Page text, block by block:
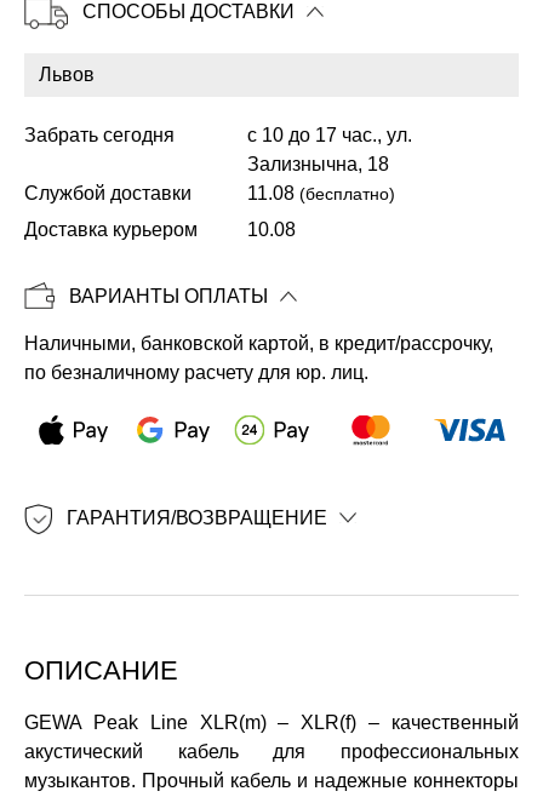
Копировать
СПОСОБЫ ДОСТАВКИ
Забрать сегодня
с 10 до 17 час., ул.
Зализнычна, 18
Службой доставки
11.08 (бесплатно)
Доставка курьером 10.08
ВАРИАНТЫ ОПЛАТЫ
Наличными, банковской картой, в кредит/рассрочку,
по безналичному расчету для юр. лиц.
ГАРАНТИЯ/ВОЗВРАЩЕНИЕ
ОПИСАНИЕ
GEWA Peak Line XLR(m) – XLR(f) – качественный
акустический кабель для профессиональных
музыкантов. Прочный кабель и надежные коннекторы